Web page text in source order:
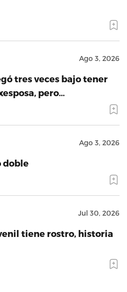
Ago 3, 2026
tres veces bajo tener
pero…
Ago 3, 2026
doble
Jul 30, 2026
tiene rostro, historia